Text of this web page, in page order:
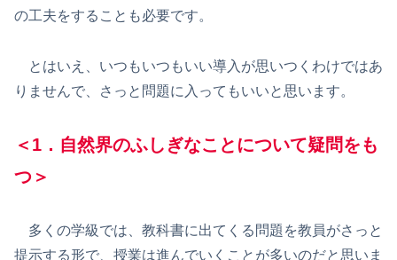
の工夫をすることも必要です。
とはいえ、いつもいつもいい導入が思いつくわけではあ
りませんで、さっと問題に入ってもいいと思います。
＜1．自然界のふしぎなことについて疑問をも
つ＞
多くの学級では、教科書に出てくる問題を教員がさっと
提示する形で、授業は進んでいくことが多いのだと思いま